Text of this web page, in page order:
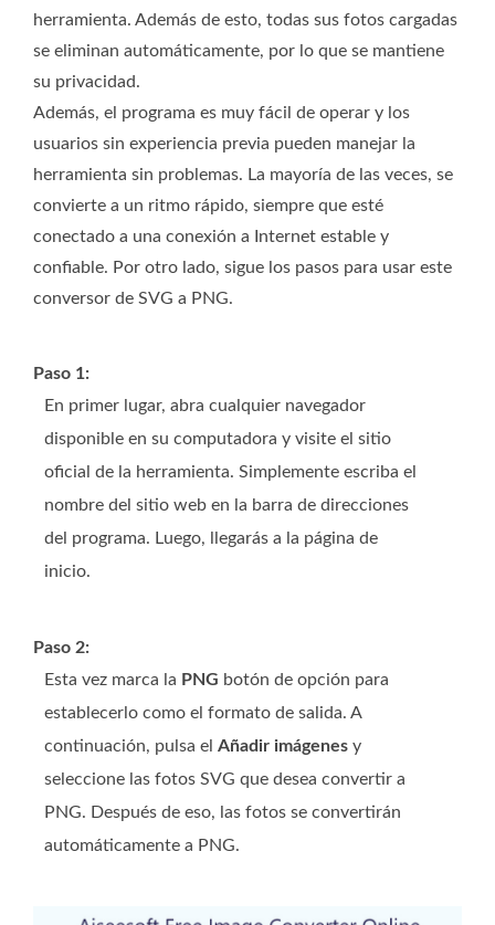
herramienta. Además de esto, todas sus fotos cargadas
se eliminan automáticamente, por lo que se mantiene
su privacidad.
Además, el programa es muy fácil de operar y los
usuarios sin experiencia previa pueden manejar la
herramienta sin problemas. La mayoría de las veces, se
convierte a un ritmo rápido, siempre que esté
conectado a una conexión a Internet estable y
confiable. Por otro lado, sigue los pasos para usar este
conversor de SVG a PNG.
Paso 1:
En primer lugar, abra cualquier navegador
disponible en su computadora y visite el sitio
oficial de la herramienta. Simplemente escriba el
nombre del sitio web en la barra de direcciones
del programa. Luego, llegarás a la página de
inicio.
Paso 2:
Esta vez marca la PNG botón de opción para
establecerlo como el formato de salida. A
continuación, pulsa el Añadir imágenes y
seleccione las fotos SVG que desea convertir a
PNG. Después de eso, las fotos se convertirán
automáticamente a PNG.